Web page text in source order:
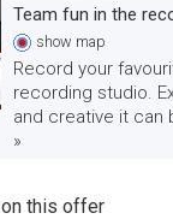
Team fun in the
show map
Record your
recording studio.
and creative it can
»
this offer